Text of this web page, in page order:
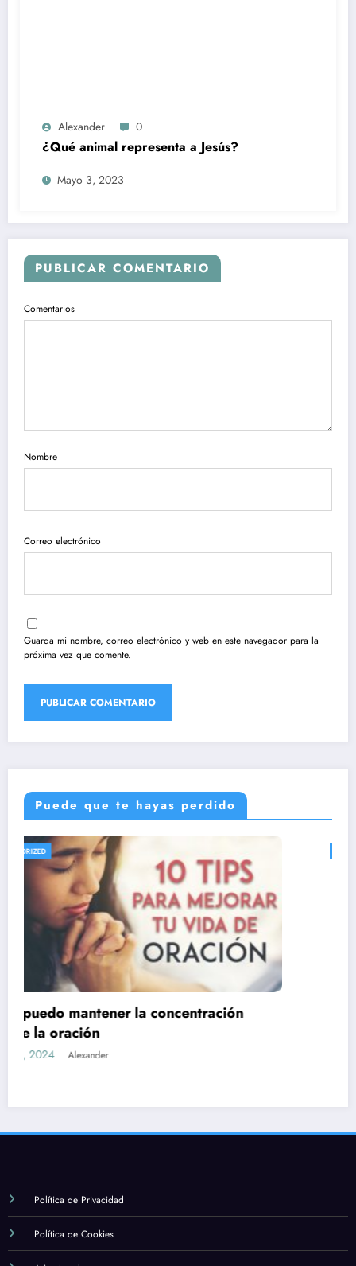
Alexander 0
¿Qué animal representa a Jesús?
Mayo 3, 2023
PUBLICAR COMENTARIO
Comentarios
Nombre
Correo electrónico
Guarda mi nombre, correo electrónico y web en este navegador para la
próxima vez que comente.
Puede que te hayas perdido
UNCATEGORIZED
Cuál es la importancia de la formación y el
estudio en la fe católica
marzo 12, 2024 Alexander